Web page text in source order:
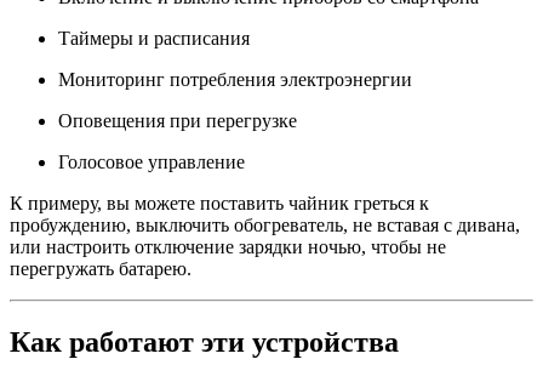
Таймеры и расписания
Мониторинг потребления электроэнергии
Оповещения при перегрузке
Голосовое управление
К примеру, вы можете поставить чайник греться к
пробуждению, выключить обогреватель, не вставая с дивана,
или настроить отключение зарядки ночью, чтобы не
перегружать батарею.
Как работают эти устройства